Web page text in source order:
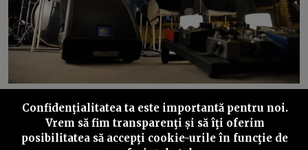
Zamfir, The Mono Jacks. Foto: Lucian Muntean
Confidenţialitatea ta este importantă pentru noi.
Vrem să fim transparenţi și să îţi oferim
posibilitatea să accepţi cookie-urile în funcţie de